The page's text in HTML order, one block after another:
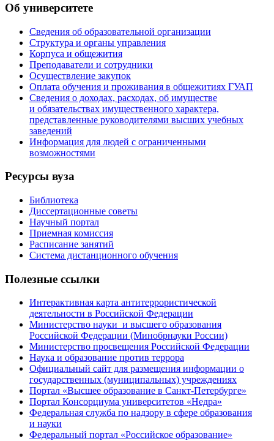
Об университете
Сведения об образовательной организации
Структура и органы управления
Корпуса и общежития
Преподаватели и сотрудники
Осуществление закупок
Оплата обучения и проживания в общежитиях ГУАП
Сведения о доходах, расходах, об имуществе
и обязательствах имущественного характера,
представленные руководителями высших учебных
заведений
Информация для людей с ограниченными
возможностями
Ресурсы вуза
Библиотека
Диссертационные советы
Научный портал
Приемная комиссия
Расписание занятий
Система дистанционного обучения
Полезные ссылки
Интерактивная карта антитеррористической
деятельности в Российской Федерации
Министерство науки и высшего образования
Российской Федерации (Минобрнауки России)
Министерство просвещения Российской Федерации
Наука и образование против террора
Официальный сайт для размещения информации о
государственных (муниципальных) учреждениях
Портал «Высшее образование в Санкт-Петербурге»
Портал Консорциума университетов «Недра»
Федеральная служба по надзору в сфере образования
и науки
Федеральный портал «Российское образование»